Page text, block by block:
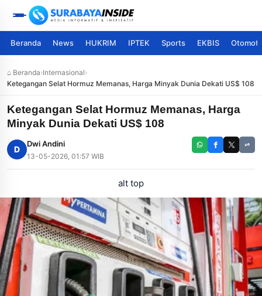
Beranda News HUKRIM IPTEK Sports EKBIS
⌂ Beranda›Internasional›
Ketegangan Selat Hormuz Memanas, Harga Minyak Dunia Dekati US$ 108
Ketegangan Selat Hormuz Memanas, Harga
Minyak Dunia Dekati US$ 108
D
Dwi Andini
13-05-2026, 01:57 WIB
alt top